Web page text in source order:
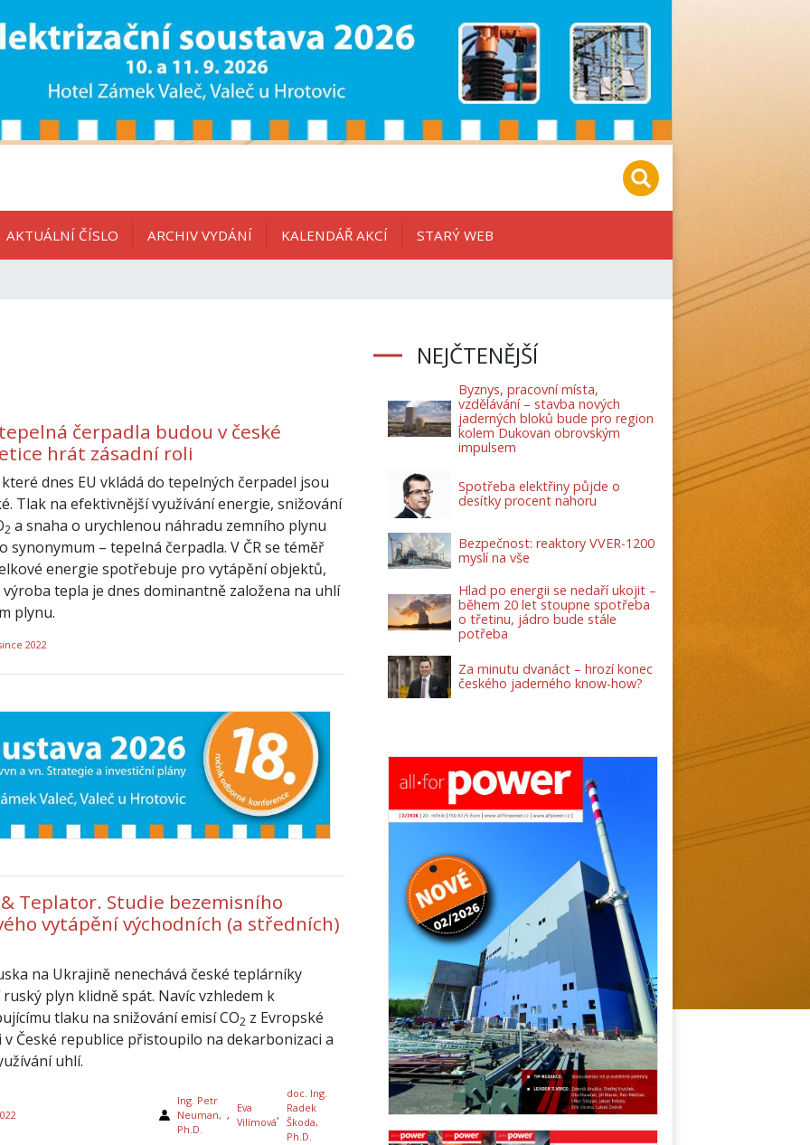
AKTUÁLNÍ ČÍSLO ARCHIV VYDÁNÍ KALENDÁŘ AKCÍ STARÝ WEB
čerpadla budou v české
hrát zásadní roli
dnes EU vkládá do tepelných čerpadel jsou
Tlak na efektivnější využívání energie, snižování
2 a snaha o urychlenou náhradu zemního plynu
synonymum – tepelná čerpadla. V ČR se téměř
energie spotřebuje pro vytápění objektů,
tepla je dnes dominantně založena na uhlí
plynu.
2022
Teplator. Studie bezemisního
vytápění východních (a středních)
na Ukrajině nenechává české teplárníky
plyn klidně spát. Navíc vzhledem k
tlaku na snižování emisí CO2 z Evropské
v České republice přistoupilo na dekarbonizaci a
uhlí.
Ing. Petr
Neuman,
Ph.D.
,
Eva
Vilímová
,
doc. Ing.
Radek
Škoda,
Ph.D.
NEJČTENĚJŠÍ
Byznys, pracovní místa,
vzdělávání – stavba nových
jaderných bloků bude pro region
kolem Dukovan obrovským
impulsem
Spotřeba elektřiny půjde o
desítky procent nahoru
Bezpečnost: reaktory VVER-1200
myslí na vše
Hlad po energii se nedaří ukojit –
během 20 let stoupne spotřeba
o třetinu, jádro bude stále
potřeba
Za minutu dvanáct – hrozí konec
českého jaderného know-how?